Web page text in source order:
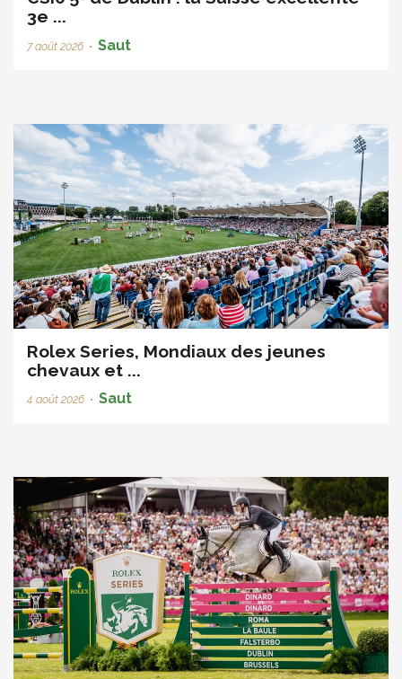
3e ...
7 août 2026 • Saut
Rolex Series, Mondiaux des jeunes
chevaux et ...
4 août 2026 • Saut